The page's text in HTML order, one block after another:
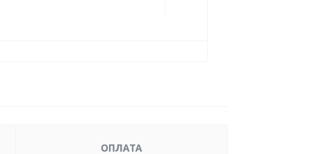
ОПЛАТА